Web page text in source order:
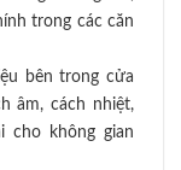
trong các căn
bên trong cửa
âm, cách nhiệt,
cho không gian